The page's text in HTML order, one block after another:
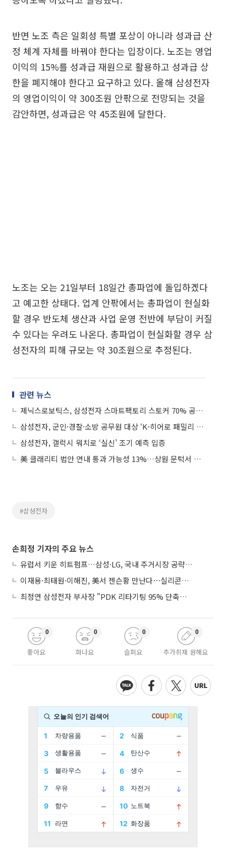
반면 노조 측은 일회성 특별 포상이 아니라 성과급 산
정 체계 자체를 바꿔야 한다는 입장이다. 노조는 영업
이익의 15%를 성과급 재원으로 활용하고 성과급 상
한을 폐지해야 한다고 요구하고 있다. 올해 삼성전자
의 영업이익이 약 300조원 안팎으로 전망되는 것을
감안하면, 성과급은 약 45조원에 달한다.
노조는 오는 21일부터 18일간 총파업에 돌입하겠다
고 예고한 상태다. 업계 안팎에서는 총파업이 현실화
할 경우 반도체 생산과 사업 운영 전반에 부담이 커질
수 있다는 우려도 나온다. 총파업이 현실화할 경우 삼
성전자의 피해 규모는 약 30조원으로 추정된다.
관련 뉴스
제닉스로보틱스, 삼성전자 스마트팩토리 스토커 70% 공급 기대감에 상승세
삼성전자, 군인·경찰·소방 공무원 대상 ‘K-히어로 패밀리 페스타’
삼성전자, 갤럭시 워치로 ‘실신’ 조기 예측 입증
美 클래리티 법안 연내 통과 가능성 13%…상원 문턱서 제동
#삼성전자
손희정 기자의 주요 뉴스
유럽서 키운 히트펌프…삼성·LG, 국내 주거시장 공략 ‘속도’
이재용·최태원·이해진, 美서 젠슨황 만난다⋯실리콘밸리 집결하는 AI리더
최정연 삼성전자 부사장 "PDK 리타기팅 95% 단축…에이전트 AI 시범 활용"
좋아요
0
화나요
0
슬퍼요
0
추가취재 원해요
0